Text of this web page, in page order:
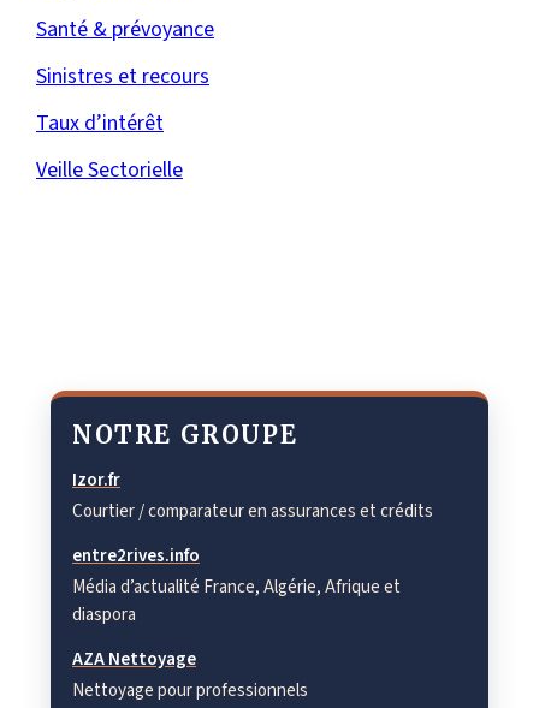
Santé & prévoyance
Sinistres et recours
Taux d’intérêt
Veille Sectorielle
NOTRE GROUPE
Izor.fr
Courtier / comparateur en assurances et crédits
entre2rives.info
Média d’actualité France, Algérie, Afrique et
diaspora
AZA Nettoyage
Nettoyage pour professionnels